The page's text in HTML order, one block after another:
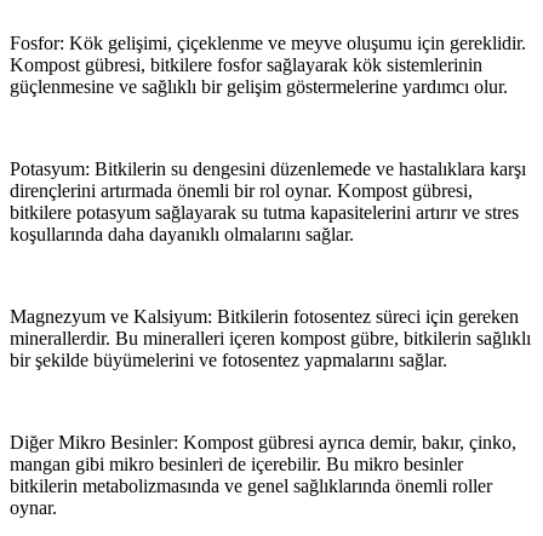
Fosfor: Kök gelişimi, çiçeklenme ve meyve oluşumu için gereklidir.
Kompost gübresi, bitkilere fosfor sağlayarak kök sistemlerinin
güçlenmesine ve sağlıklı bir gelişim göstermelerine yardımcı olur.
Potasyum: Bitkilerin su dengesini düzenlemede ve hastalıklara karşı
dirençlerini artırmada önemli bir rol oynar. Kompost gübresi,
bitkilere potasyum sağlayarak su tutma kapasitelerini artırır ve stres
koşullarında daha dayanıklı olmalarını sağlar.
Magnezyum ve Kalsiyum: Bitkilerin fotosentez süreci için gereken
minerallerdir. Bu mineralleri içeren kompost gübre, bitkilerin sağlıklı
bir şekilde büyümelerini ve fotosentez yapmalarını sağlar.
Diğer Mikro Besinler: Kompost gübresi ayrıca demir, bakır, çinko,
mangan gibi mikro besinleri de içerebilir. Bu mikro besinler
bitkilerin metabolizmasında ve genel sağlıklarında önemli roller
oynar.